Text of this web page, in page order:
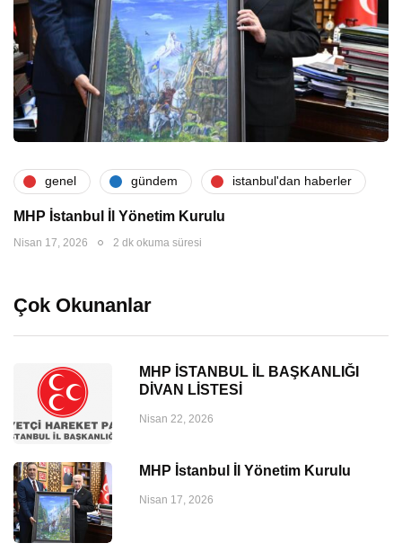
genel gündem i̇stanbul'dan haberler
MHP İstanbul İl Yönetim Kurulu
Nisan 17, 2026 2 dk okuma süresi
Çok Okunanlar
MHP İSTANBUL İL BAŞKANLIĞI
DİVAN LİSTESİ
Nisan 22, 2026
MHP İstanbul İl Yönetim Kurulu
Nisan 17, 2026